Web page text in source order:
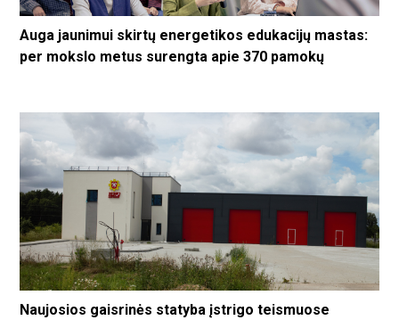
Auga jaunimui skirtų energetikos edukacijų mastas:
per mokslo metus surengta apie 370 pamokų
Naujosios gaisrinės statyba įstrigo teismuose